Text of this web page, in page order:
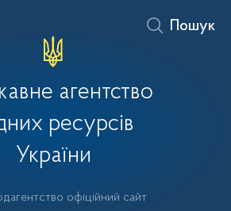
агентство
ресурсів
України
офіційний сайт
Пошук